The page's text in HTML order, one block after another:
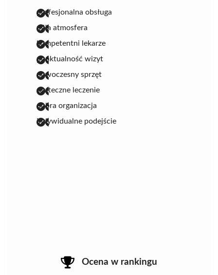
profesjonalna obsługa
miła atmosfera
kompetentni lekarze
punktualność wizyt
nowoczesny sprzęt
skuteczne leczenie
dobra organizacja
indywidualne podejście
Ocena w rankingu